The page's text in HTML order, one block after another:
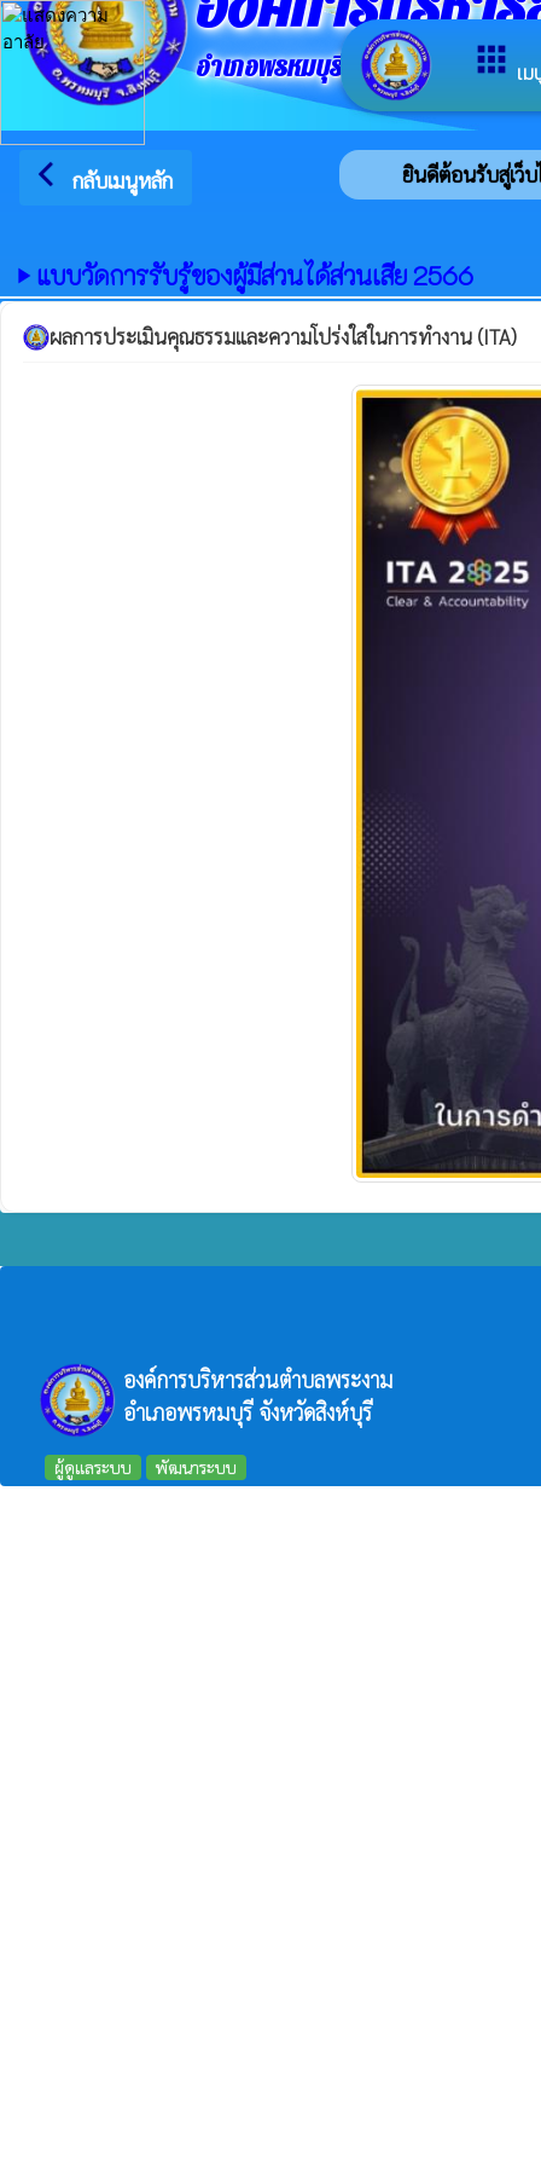
apps เ
อำเภอพรหมบุรี จังหวัดสิงห์บุรี
arrow_back_ios กลับเมนูหลัก ยินดีต้อนรับสู่เว็บ
play_arrow แบบวัดการรับรู้ของผู้มีส่วนได้ส่วนเสีย 2566
ผลการประเมินคุณธรรมและความโปร่งใสในการทำงาน (ITA)
องค์การบริหารส่วนตำบลพระงาม
อำเภอพรหมบุรี จังหวัดสิงห์บุรี
ผู้ดูแลระบบ พัฒนาระบบ